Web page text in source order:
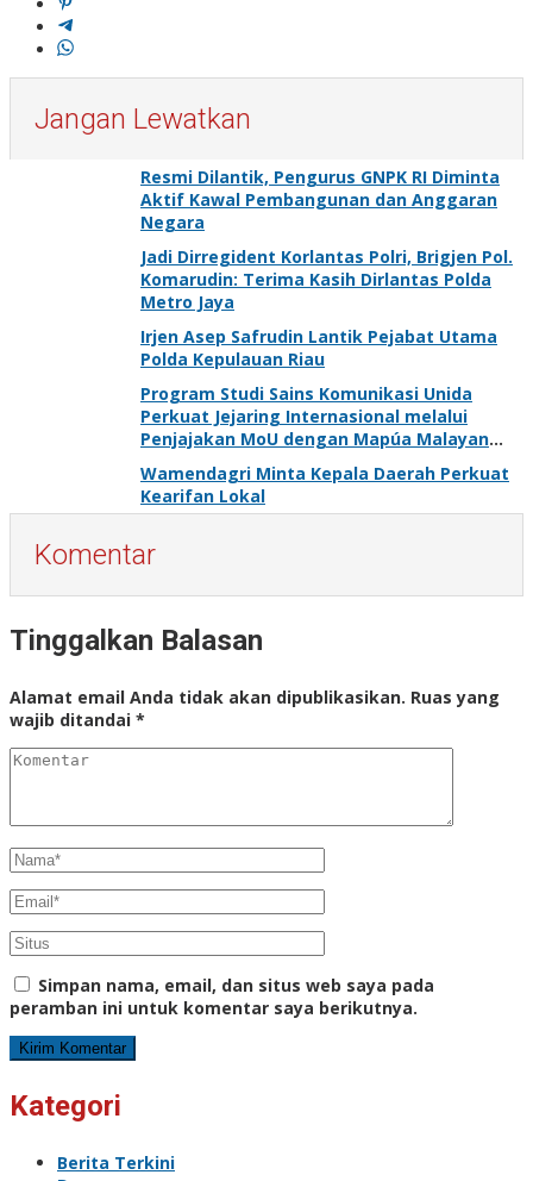
Jangan Lewatkan
Resmi Dilantik, Pengurus GNPK RI Diminta
Aktif Kawal Pembangunan dan Anggaran
Negara
Jadi Dirregident Korlantas Polri, Brigjen Pol.
Komarudin: Terima Kasih Dirlantas Polda
Metro Jaya
Irjen Asep Safrudin Lantik Pejabat Utama
Polda Kepulauan Riau
Program Studi Sains Komunikasi Unida
Perkuat Jejaring Internasional melalui
Penjajakan MoU dengan Mapúa Malayan
Colleges Laguna Filipina
Wamendagri Minta Kepala Daerah Perkuat
Kearifan Lokal
Komentar
Tinggalkan Balasan
Alamat email Anda tidak akan dipublikasikan. Ruas yang
wajib ditandai *
Simpan nama, email, dan situs web saya pada
peramban ini untuk komentar saya berikutnya.
Kategori
Berita Terkini